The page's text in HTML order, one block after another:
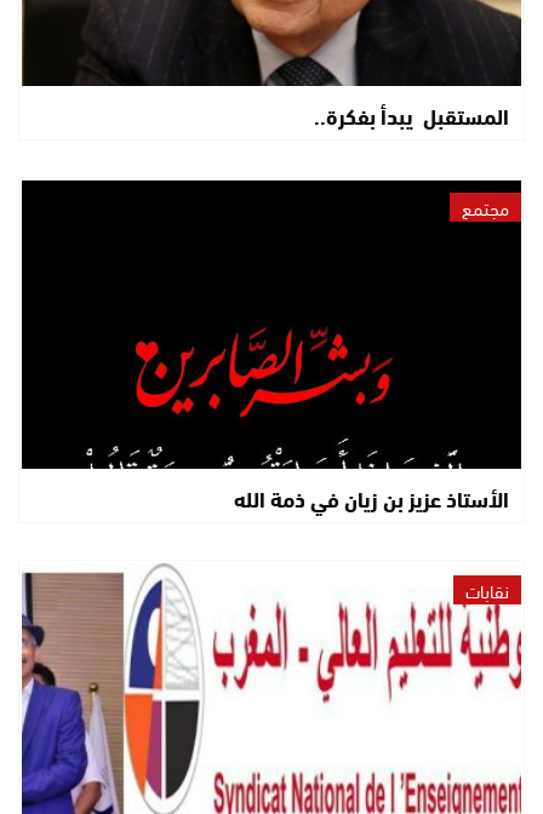
المستقبل يبدأ بفكرة..
مجتمع
الأستاذ عزيز بن زيان في ذمة الله
نقابات